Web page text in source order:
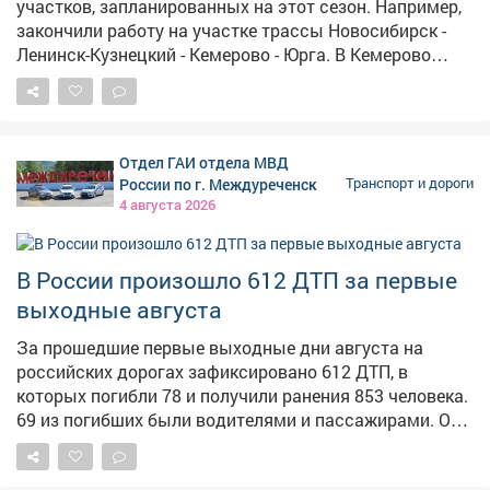
участков, запланированных на этот сезон. Например,
закончили работу на участке трассы Новосибирск -
Ленинск-Кузнецкий - Кемерово - Юрга. В Кемерово
полностью готовы 5 из 8 объектов, в Новокузнецке - 5
из 12. Вести работу эффективно нам помогает
жителей. Особое внимание - тем, которые
обеспечивают транспортную доступность между
учреждениями. Поручил дорожным строителям не
снижать темп. При этом качество остается главным
критерием - это жестко контролируем на приемочной
диагностике. А если дефекты становятся заметны
позднее, обязываем подрядчиков восстановить все
за свой счет.
Отдел ГАИ отдела МВД
России по г. Междуреченск
4 августа 2026
Транспорт и дороги
В России произошло 612 ДТП за первые
выходные августа
За прошедшие первые выходные дни августа на
российских дорогах зафиксировано 612 ДТП, в
которых погибли 78 и получили ранения 853 человека.
69 из погибших были водителями и пассажирами. Об
этом 3 августа «Известиям» сообщили в
Госавтоинспекции МВД России. В Ульяновской